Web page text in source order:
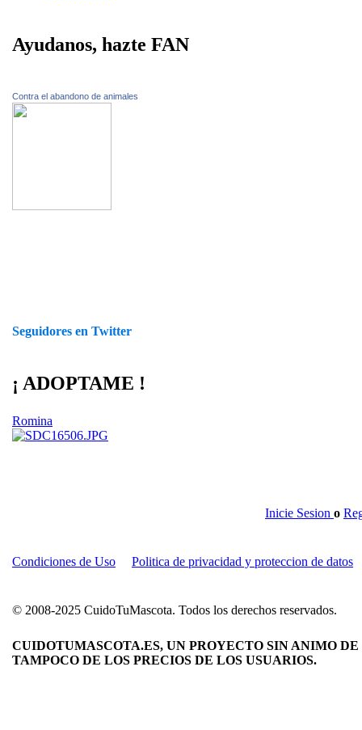
Ayudanos, hazte FAN
Contra el abandono de animales
Seguidores en Twitter
¡ ADOPTAME !
Romina
Inicie Sesion o
Condiciones de Uso Politica de privacidad y proteccion de datos
© 2008-2025 CuidoTuMascota. Todos los derechos reservados.
CUIDOTUMASCOTA.ES, UN PROYECTO SIN ANIMO
TAMPOCO DE LOS PRECIOS DE LOS USUARIOS.